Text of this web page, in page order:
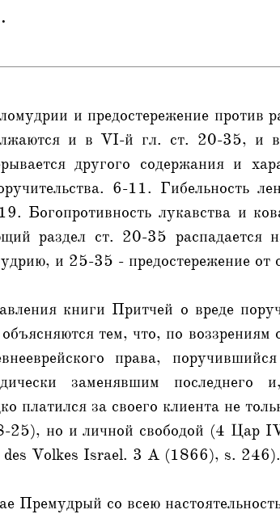
и предостережение против
и в VI-й гл. ст. 20-35, и
другого содержания и
6-11. Гибельность
Богопротивность лукавства и
раздел ст. 20-35
и 25-35 - предостережение от
книги Притчей о вреде
тем, что, по воззрениям
права,
заменявшим последнего
платился за своего клиента не
но и личной свободой (4
Volkes Israel. 3 A (1866), s. 246).
Премудрый со всею